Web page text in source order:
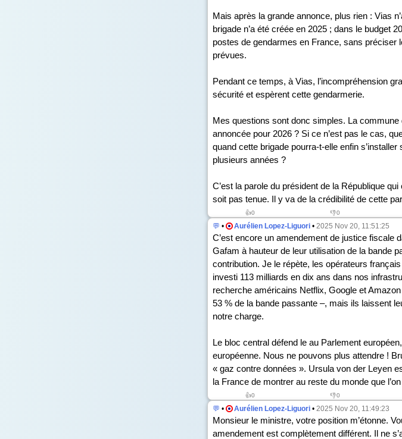
Mais après la grande annonce, plus rien : Vias
brigade n’a été créée en 2025 ; dans le budget
postes de gendarmes en France, sans
prévues.
Pendant ce temps, à Vias, l’incompréhension
sécurité et espèrent cette gendarmerie.
Mes questions sont donc simples. La
annoncée pour 2026 ? Si ce n’est pas le cas,
quand cette brigade pourra-t-elle enfin
plusieurs années ?
C’est la parole du président de la République
soit pas tenue. Il y va de la crédibilité de cette
👍0 👎0
💬 • Aurélien Lopez-Liguori• 2025 Nov 20, 11:51:25
C’est encore un amendement de justice fiscale
Gafam à hauteur de leur utilisation de la bande
contribution. Je le répète, les opérateurs
investi 113 milliards en dix ans dans nos
recherche américains Netflix, Google et
53 % de la bande passante –, mais ils laissent
notre charge.
Le bloc central défend le au Parlement
européenne. Nous ne pouvons plus attendre !
« gaz contre données ». Ursula von der Leyen
la France de montrer au reste du monde que
👍0 👎0
💬 • Aurélien Lopez-Liguori• 2025 Nov 20, 11:49:23
Monsieur le ministre, votre position m’étonne.
amendement est complètement différent. Il ne